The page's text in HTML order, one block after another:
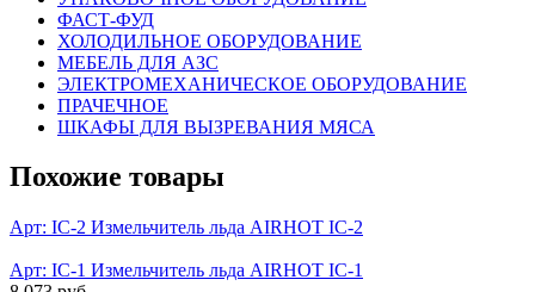
ФАСТ-ФУД
ХОЛОДИЛЬНОЕ ОБОРУДОВАНИЕ
МЕБЕЛЬ ДЛЯ АЗС
ЭЛЕКТРОМЕХАНИЧЕСКОЕ ОБОРУДОВАНИЕ
ПРАЧЕЧНОЕ
ШКАФЫ ДЛЯ ВЫЗРЕВАНИЯ МЯСА
Похожие товары
Арт: IC-2 Измельчитель льда AIRHOT IC-2
Арт: IC-1 Измельчитель льда AIRHOT IC-1